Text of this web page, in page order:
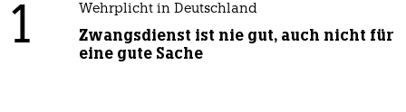
1 Wehrplicht in Deutschland
Zwangsdienst ist nie gut, auch nicht für
eine gute Sache